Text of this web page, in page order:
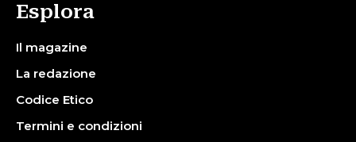
Esplora
Il magazine
La redazione
Codice Etico
Termini e condizioni